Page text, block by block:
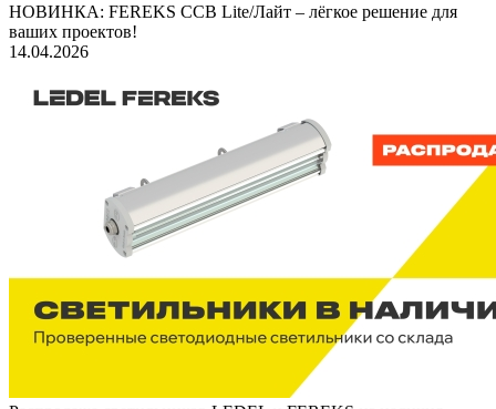
НОВИНКА: FEREKS ССВ Lite/Лайт – лёгкое решение для
ваших проектов!
14.04.2026